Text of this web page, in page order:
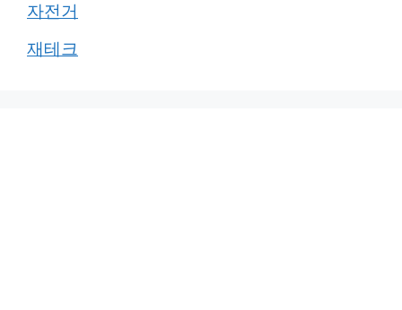
자전거
재테크